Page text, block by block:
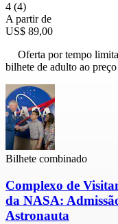
4 (4)
A partir de
US$ 89,00
Oferta por tempo
bilhete de adulto ao
Bilhete combinado
Complexo de
da NASA:
Astronauta